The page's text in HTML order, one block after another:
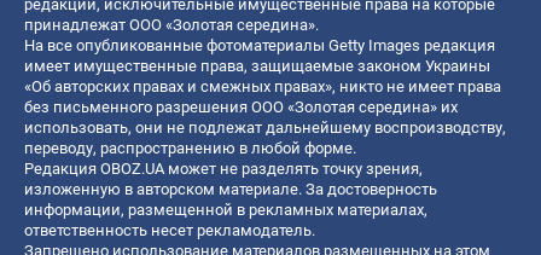
редакции, исключительные имущественные права на которые
принадлежат ООО «Золотая середина».
На все опубликованные фотоматериалы Getty Images редакция
имеет имущественные права, защищаемые законом Украины
«Об авторских правах и смежных правах», никто не имеет права
без письменного разрешения ООО «Золотая середина» их
использовать, они не подлежат дальнейшему воспроизводству,
переводу, распространению в любой форме.
Редакция OBOZ.UA может не разделять точку зрения,
изложенную в авторском материале. За достоверность
информации, размещенной в рекламных материалах,
ответственность несет рекламодатель.
Запрещено использование материалов размещенных на этом